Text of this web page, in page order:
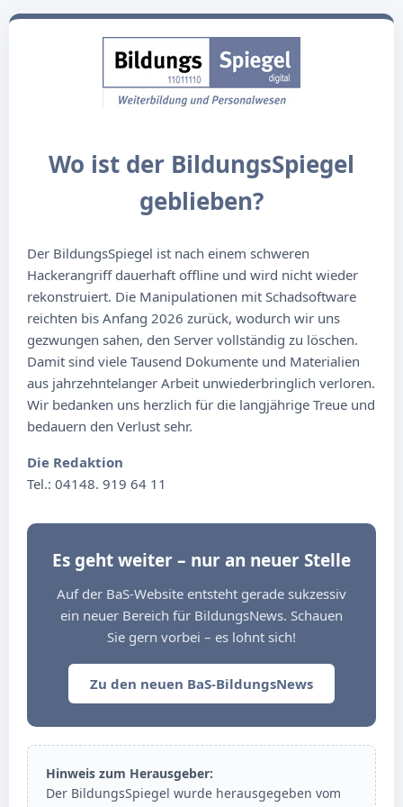
Wo ist der BildungsSpiegel
geblieben?
Der BildungsSpiegel ist nach einem schweren
Hackerangriff dauerhaft offline und wird nicht wieder
rekonstruiert. Die Manipulationen mit Schadsoftware
reichten bis Anfang 2026 zurück, wodurch wir uns
gezwungen sahen, den Server vollständig zu löschen.
Damit sind viele Tausend Dokumente und Materialien
aus jahrzehntelanger Arbeit unwiederbringlich verloren.
Wir bedanken uns herzlich für die langjährige Treue und
bedauern den Verlust sehr.
Die Redaktion
Tel.: 04148. 919 64 11
Es geht weiter – nur an neuer Stelle
Auf der BaS-Website entsteht gerade sukzessiv
ein neuer Bereich für BildungsNews. Schauen
Sie gern vorbei – es lohnt sich!
Zu den neuen BaS-BildungsNews
Hinweis zum Herausgeber:
Der BildungsSpiegel wurde herausgegeben vom